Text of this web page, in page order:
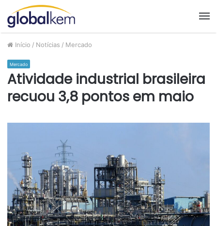
Início / Notícias / Mercado
Mercado
Atividade industrial brasileira
recuou 3,8 pontos em maio